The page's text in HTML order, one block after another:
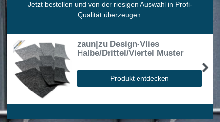
Jetzt bestellen und von der riesigen Auswahl in Profi-
Qualität überzeugen.
zaun|zu Design-Vlies
Halbe/Drittel/Viertel Muster
Produkt entdecken